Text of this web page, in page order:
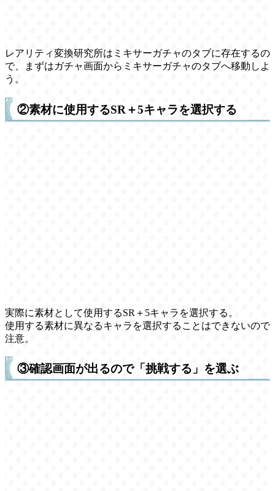
レアリティ変換研究所はミキサーガチャのタブに存在するの
で、まずはガチャ画面からミキサーガチャのタブへ移動しよ
う。
②素材に使用するSR＋5キャラを選択する
実際に素材として使用するSR＋5キャラを選択する。
使用する素材に異なるキャラを選択することはできないので
注意。
③確認画面が出るので「挑戦する」を選ぶ